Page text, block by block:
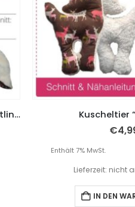
Mütze unisex “LINUS”, Gr. 37-57 – Erstlingsmütze Kuscheltier
€
Enthält 7% MwSt.
Lieferzeit: nicht
IN DEN